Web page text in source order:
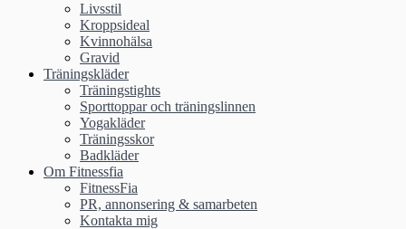
Livsstil
Kroppsideal
Kvinnohälsa
Gravid
Träningskläder
Träningstights
Sporttoppar och träningslinnen
Yogakläder
Träningsskor
Badkläder
Om Fitnessfia
FitnessFia
PR, annonsering & samarbeten
Kontakta mig